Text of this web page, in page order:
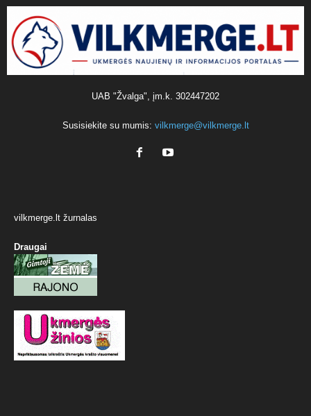
UAB "Žvalga", įm.k. 302447202
Susisiekite su mumis: vilkmerge@vilkmerge.lt
vilkmerge.lt žurnalas
Draugai